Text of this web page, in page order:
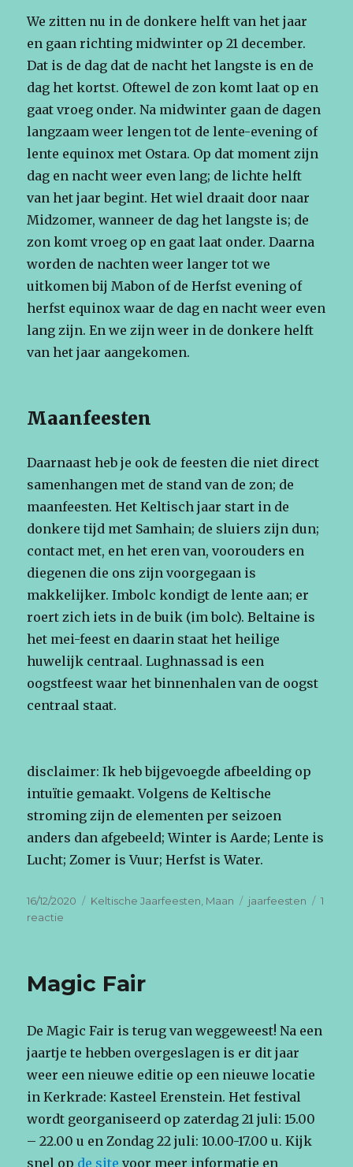
We zitten nu in de donkere helft van het jaar
en gaan richting midwinter op 21 december.
Dat is de dag dat de nacht het langste is en de
dag het kortst. Oftewel de zon komt laat op en
gaat vroeg onder. Na midwinter gaan de dagen
langzaam weer lengen tot de lente-evening of
lente equinox met Ostara. Op dat moment zijn
dag en nacht weer even lang; de lichte helft
van het jaar begint. Het wiel draait door naar
Midzomer, wanneer de dag het langste is; de
zon komt vroeg op en gaat laat onder. Daarna
worden de nachten weer langer tot we
uitkomen bij Mabon of de Herfst evening of
herfst equinox waar de dag en nacht weer even
lang zijn. En we zijn weer in de donkere helft
van het jaar aangekomen.
Maanfeesten
Daarnaast heb je ook de feesten die niet direct
samenhangen met de stand van de zon; de
maanfeesten. Het Keltisch jaar start in de
donkere tijd met Samhain; de sluiers zijn dun;
contact met, en het eren van, voorouders en
diegenen die ons zijn voorgegaan is
makkelijker. Imbolc kondigt de lente aan; er
roert zich iets in de buik (im bolc). Beltaine is
het mei-feest en daarin staat het heilige
huwelijk centraal. Lughnassad is een
oogstfeest waar het binnenhalen van de oogst
centraal staat.
disclaimer: Ik heb bijgevoegde afbeelding op
intuïtie gemaakt. Volgens de Keltische
stroming zijn de elementen per seizoen
anders dan afgebeeld; Winter is Aarde; Lente is
Lucht; Zomer is Vuur; Herfst is Water.
Geplaatst
op
16/12/2020 Categorieën
Keltische Jaarfeesten Maan Tags
jaarfeesten
1
reactie
Overzicht
Magic Fair
De Magic Fair is terug van weggeweest! Na een
jaartje te hebben overgeslagen is er dit jaar
weer een nieuwe editie op een nieuwe locatie
in Kerkrade: Kasteel Erenstein. Het festival
wordt georganiseerd op zaterdag 21 juli: 15.00
– 22.00 u en Zondag 22 juli: 10.00-17.00 u. Kijk
snel op de site voor meer informatie en